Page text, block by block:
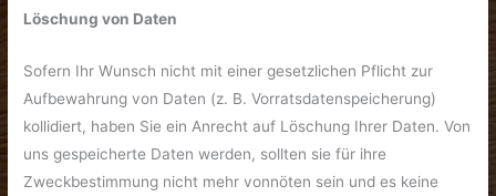
Löschung von Daten
Sofern Ihr Wunsch nicht mit einer gesetzlichen Pflicht zur
Aufbewahrung von Daten (z. B. Vorratsdatenspeicherung)
kollidiert, haben Sie ein Anrecht auf Löschung Ihrer Daten. Von
uns gespeicherte Daten werden, sollten sie für ihre
Zweckbestimmung nicht mehr vonnöten sein und es keine